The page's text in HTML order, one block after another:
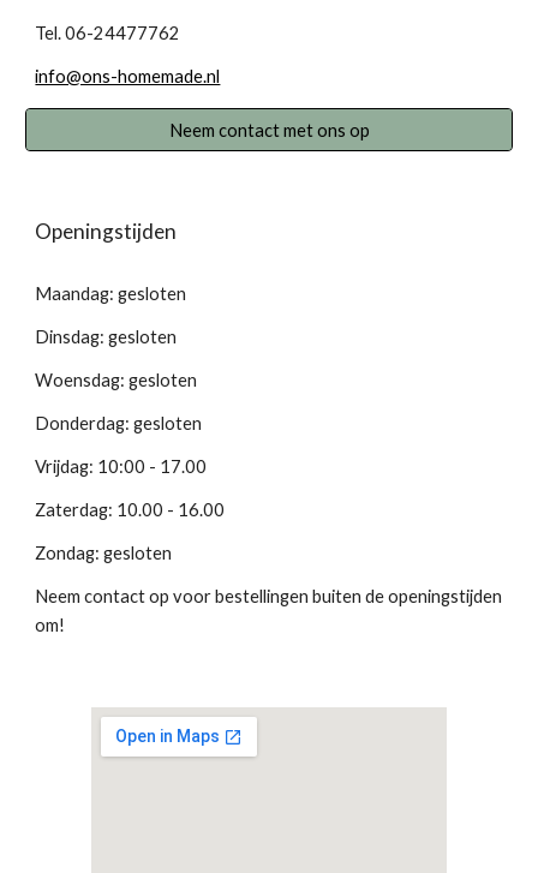
Tel. 06-24477762
info@ons-homemade.nl
Neem contact met ons op
Openingstijden
Maandag: gesloten
Dinsdag: gesloten
Woensdag: gesloten
Donderdag: gesloten
Vrijdag: 10:00 - 17.00
Zaterdag: 10.00 - 16.00
Zondag: gesloten
Neem contact op voor bestellingen buiten de openingstijden
om!